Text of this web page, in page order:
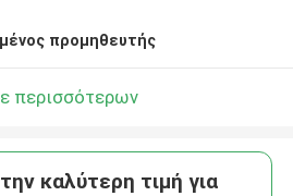
προμηθευτής
περισσότερων
καλύτερη τιμή για